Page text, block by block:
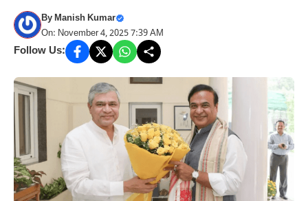
ByManish Kumar
On: November 4, 2025 7:39 AM
Follow Us: